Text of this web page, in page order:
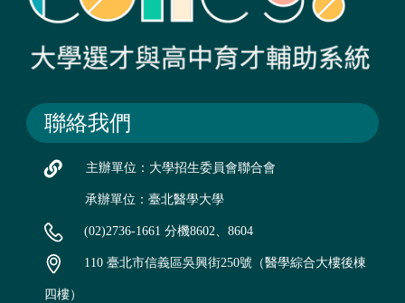
聯絡我們
主辦單位：大學招生委員會聯合會
承辦單位：臺北醫學大學
(02)2736-1661 分機8602、8604
110 臺北市信義區吳興街250號（醫學綜合大樓後棟
四樓）